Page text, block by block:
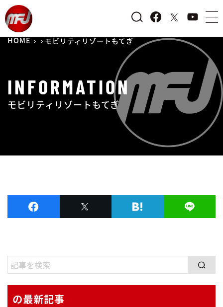
HOME モビリティリゾートもてぎ
INFORMATION
モビリティリゾートもてぎ
の最新記事